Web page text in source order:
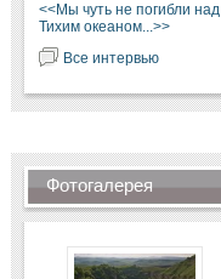
<<Мы чуть не погибли над
Тихим океаном...>>
Все интервью
Фотогалерея